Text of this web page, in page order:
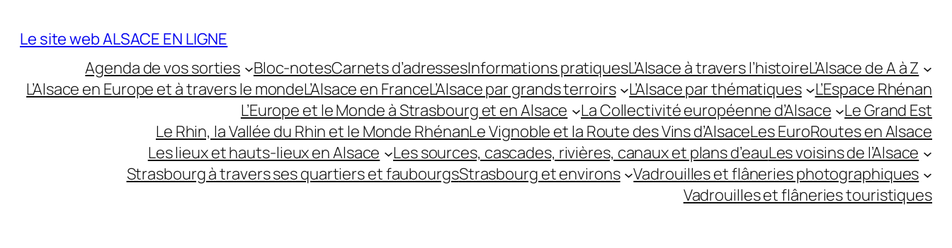
auLe site web ALSACE EN LIGNE
Agenda de vos sorties
Bloc-notesCarnets d’adressesInformations pratiquesL’Alsace à travers l’histoireL’Alsace de A à Z
L’Alsace en Europe et à travers le mondeL’Alsace en FranceL’Alsace par grands terroirs L’Alsace par thématiques
L’Espace Rhénan
L’Europe et le Monde à Strasbourg et en Alsace
La Collectivité européenne d’Alsace
Le Grand Est
Le Rhin, la Vallée du Rhin et le Monde RhénanLe Vignoble et la Route des Vins d’AlsaceLes EuroRoutes en Alsace
Les lieux et hauts-lieux en Alsace
Les sources, cascades, rivières, canaux et plans d’eauLes voisins de l’Alsace
Strasbourg à travers ses quartiers et faubourgsStrasbourg et environs
Vadrouilles et flâneries photographiques
Vadrouilles et flâneries touristiques